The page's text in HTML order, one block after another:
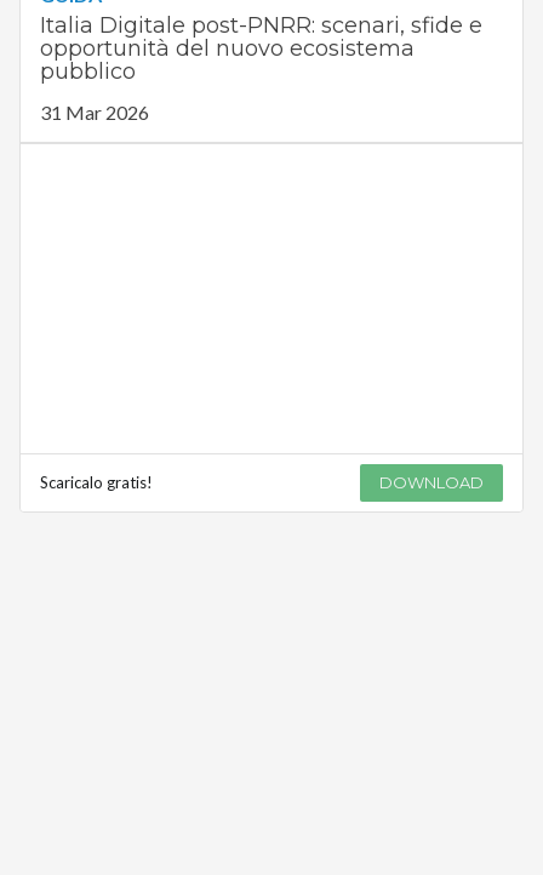
Italia Digitale post-PNRR: scenari, sfide e
opportunità del nuovo ecosistema
pubblico
31 Mar 2026
Scaricalo gratis! DOWNLOAD